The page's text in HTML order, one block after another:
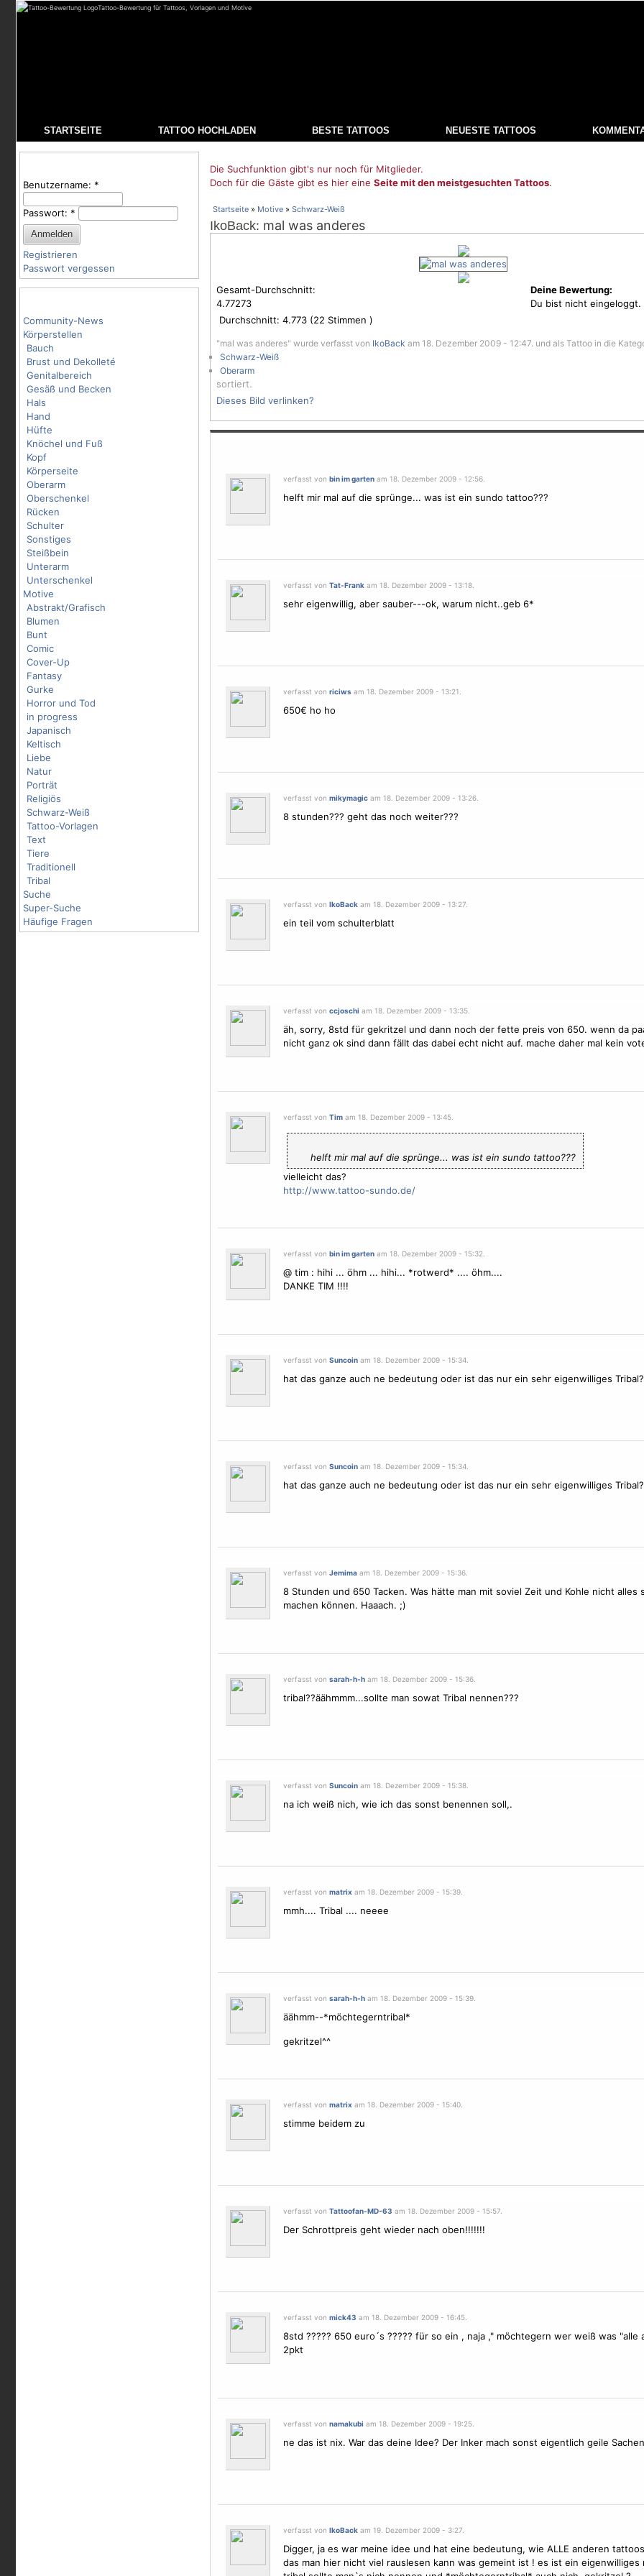
Tattoo-Bewertung für Tattoos, Vorlagen und Motive
STARTSEITE TATTOO HOCHLADEN BESTE TATTOOS NEUESTE TATTOOS
Benutzername: *
Passwort: *
Registrieren
Passwort vergessen
Community-News
Körperstellen
Bauch
Brust und Dekolleté
Genitalbereich
Gesäß und Becken
Hals
Hand
Hüfte
Knöchel und Fuß
Kopf
Körperseite
Oberarm
Oberschenkel
Rücken
Schulter
Sonstiges
Steißbein
Unterarm
Unterschenkel
Motive
Abstrakt/Grafisch
Blumen
Bunt
Comic
Cover-Up
Fantasy
Gurke
Horror und Tod
in progress
Japanisch
Keltisch
Liebe
Natur
Porträt
Religiös
Schwarz-Weiß
Tattoo-Vorlagen
Text
Tiere
Traditionell
Tribal
Suche
Super-Suche
Häufige Fragen
Die Suchfunktion gibt's nur noch für Mitglieder.
Doch für die Gäste gibt es hier eine Seite mit den meistgesuchten Tattoos.
Startseite » Motive » Schwarz-Weiß
IkoBack: mal was anderes
Gesamt-Durchschnitt:
4.77273
Durchschnitt: 4.773 (22 Stimmen )
Deine Bewertung:
Du bist nicht eingeloggt.
"mal was anderes" wurde verfasst von IkoBack am 18. Dezember 2009 - 12:47. und als Tattoo in die
Schwarz-Weiß
Oberarm
sortiert.
Dieses Bild verlinken?
verfasst von bin im gartenam 18. Dezember 2009 - 12:56.
helft mir mal auf die sprünge... was ist ein sundo tattoo???
verfasst von Tat-Frankam 18. Dezember 2009 - 13:18.
sehr eigenwillig, aber sauber---ok, warum nicht..geb 6*
verfasst von riciwsam 18. Dezember 2009 - 13:21.
650€ ho ho
verfasst von mikymagicam 18. Dezember 2009 - 13:26.
8 stunden??? geht das noch weiter???
verfasst von IkoBackam 18. Dezember 2009 - 13:27.
ein teil vom schulterblatt
verfasst von ccjoschi am 18. Dezember 2009 - 13:35.
äh, sorry, 8std für gekritzel und dann noch der fette preis von 650. wenn da
nicht ganz ok sind dann fällt das dabei echt nicht auf. mache daher mal kein
verfasst von Timam 18. Dezember 2009 - 13:45.
helft mir mal auf die sprünge... was ist ein sundo tattoo???
vielleicht das?
http://www.tattoo-sundo.de/
verfasst von bin im gartenam 18. Dezember 2009 - 15:32.
@ tim : hihi ... öhm ... hihi... *rotwerd* .... öhm....
DANKE TIM !!!!
verfasst von Suncoinam 18. Dezember 2009 - 15:34.
hat das ganze auch ne bedeutung oder ist das nur ein sehr eigenwilliges Tribal
verfasst von Suncoinam 18. Dezember 2009 - 15:34.
hat das ganze auch ne bedeutung oder ist das nur ein sehr eigenwilliges Tribal
verfasst von Jemimaam 18. Dezember 2009 - 15:36.
8 Stunden und 650 Tacken. Was hätte man mit soviel Zeit und Kohle nicht alles
machen können. Haaach. ;)
verfasst von sarah-h-ham 18. Dezember 2009 - 15:36.
tribal??äähmmm...sollte man sowat Tribal nennen???
verfasst von Suncoinam 18. Dezember 2009 - 15:38.
na ich weiß nich, wie ich das sonst benennen soll,.
verfasst von matrixam 18. Dezember 2009 - 15:39.
mmh.... Tribal .... neeee
verfasst von sarah-h-ham 18. Dezember 2009 - 15:39.
äähmm--*möchtegerntribal*
gekritzel^^
verfasst von matrixam 18. Dezember 2009 - 15:40.
stimme beidem zu
verfasst von Tattoofan-MD-63 am 18. Dezember 2009 - 15:57.
Der Schrottpreis geht wieder nach oben!!!!!!!
verfasst von mick43 am 18. Dezember 2009 - 16:45.
8std ????? 650 euro´s ????? für so ein , naja ," möchtegern wer weiß was "alle
2pkt
verfasst von namakubi am 18. Dezember 2009 - 19:25.
ne das ist nix. War das deine Idee? Der Inker mach sonst eigentlich geile
verfasst von IkoBackam 19. Dezember 2009 - 3:27.
Digger, ja es war meine idee und hat eine bedeutung, wie ALLE anderen
das man hier nicht viel rauslesen kann was gemeint ist ! es ist ein eigenwilliges